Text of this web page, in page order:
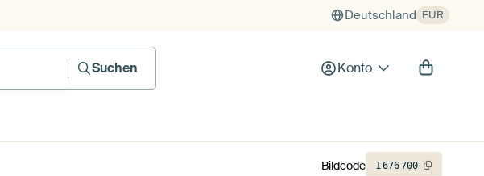
Deutschland EUR
Suchen
Konto
Bildcode 1676700